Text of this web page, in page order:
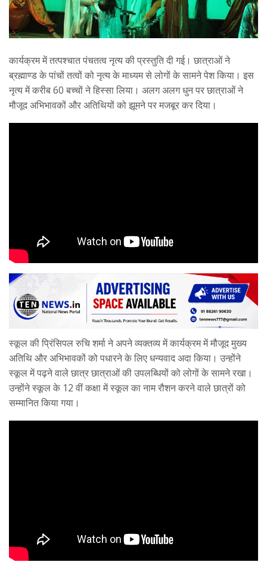
कार्यक्रम में तत्पश्चात पंचतत्व नृत्य की प्रस्तुति दी गई। छात्राओं ने
ब्रह्माण्ड के पांचों तत्वों को नृत्य के माध्यम से लोगों के सामने पेश किया। इस
नृत्य में करीब 60 बच्चों ने हिस्सा लिया। अलग अलग धुन पर छात्राओं ने
मौजूद अभिभावकों और अतिथियों को झूमने पर मजबूर कर दिया।
स्कूल की प्रिंसिपल रुचि शर्मा ने अपने व्यक्तव्य में कार्यक्रम में मौजूद मुख्य
अतिथि और अभिभावकों को पधारने के लिए धन्यवाद अदा किया। उन्होंने
स्कूल में पढ़ने वाले छात्र छात्राओं की उपलब्धियों को लोगों के सामने रखा।
उन्होंने स्कूल के 12 वीं कक्षा में स्कूल का नाम रौशन करने वाले छात्रों को
सम्मानित किया गया।